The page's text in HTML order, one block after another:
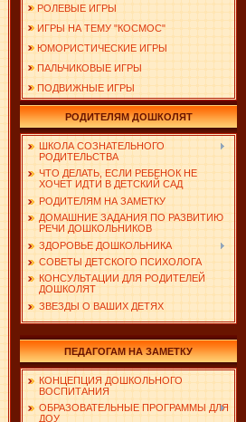
РОЛЕВЫЕ ИГРЫ
ИГРЫ НА ТЕМУ "КОСМОС"
ЮМОРИСТИЧЕСКИЕ ИГРЫ
ПАЛЬЧИКОВЫЕ ИГРЫ
ПОДВИЖНЫЕ ИГРЫ
РОДИТЕЛЯМ ДОШКОЛЯТ
ШКОЛА СОЗНАТЕЛЬНОГО
РОДИТЕЛЬСТВА
ЧТО ДЕЛАТЬ, ЕСЛИ РЕБЕНОК НЕ
ХОЧЕТ ИДТИ В ДЕТСКИЙ САД
РОДИТЕЛЯМ НА ЗАМЕТКУ
ДОМАШНИЕ ЗАДАНИЯ ПО РАЗВИТИЮ
РЕЧИ ДОШКОЛЬНИКОВ
ЗДОРОВЬЕ ДОШКОЛЬНИКА
СОВЕТЫ ДЕТСКОГО ПСИХОЛОГА
КОНСУЛЬТАЦИИ ДЛЯ РОДИТЕЛЕЙ
ДОШКОЛЯТ
ЗВЕЗДЫ О ВАШИХ ДЕТЯХ
ПЕДАГОГАМ НА ЗАМЕТКУ
КОНЦЕПЦИЯ ДОШКОЛЬНОГО
ВОСПИТАНИЯ
ОБРАЗОВАТЕЛЬНЫЕ ПРОГРАММЫ ДЛЯ
ДОУ